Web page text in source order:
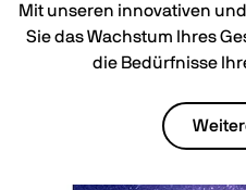
Mit unseren innovativen
Sie das Wachstum Ihres
die Bedürfnisse